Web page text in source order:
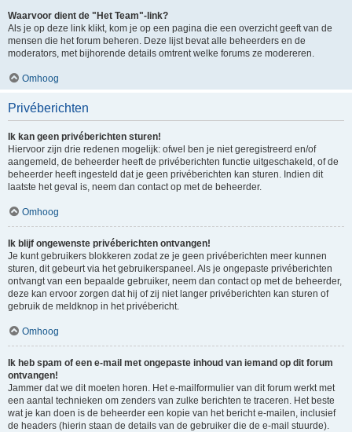
Waarvoor dient de "Het Team"-link?
Als je op deze link klikt, kom je op een pagina die een overzicht geeft van de
mensen die het forum beheren. Deze lijst bevat alle beheerders en de
moderators, met bijhorende details omtrent welke forums ze modereren.
Omhoog
Privéberichten
Ik kan geen privéberichten sturen!
Hiervoor zijn drie redenen mogelijk: ofwel ben je niet geregistreerd en/of
aangemeld, de beheerder heeft de privéberichten functie uitgeschakeld, of de
beheerder heeft ingesteld dat je geen privéberichten kan sturen. Indien dit
laatste het geval is, neem dan contact op met de beheerder.
Omhoog
Ik blijf ongewenste privéberichten ontvangen!
Je kunt gebruikers blokkeren zodat ze je geen privéberichten meer kunnen
sturen, dit gebeurt via het gebruikerspaneel. Als je ongepaste privéberichten
ontvangt van een bepaalde gebruiker, neem dan contact op met de beheerder,
deze kan ervoor zorgen dat hij of zij niet langer privéberichten kan sturen of
gebruik de meldknop in het privébericht.
Omhoog
Ik heb spam of een e-mail met ongepaste inhoud van iemand op dit forum
ontvangen!
Jammer dat we dit moeten horen. Het e-mailformulier van dit forum werkt met
een aantal technieken om zenders van zulke berichten te traceren. Het beste
wat je kan doen is de beheerder een kopie van het bericht e-mailen, inclusief
de headers (hierin staan de details van de gebruiker die de e-mail stuurde).